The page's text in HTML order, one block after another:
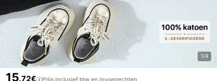
1/4
15.72€ Prijs inclusief btw en invoerrechten